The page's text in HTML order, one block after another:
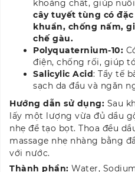
khoáng chất, giúp
cây tuyết tùng có
khuẩn, chống nấm,
chế gàu.
Polyquaternium-10:
điện, chống rối, giúp
Salicylic Acid: Tẩy tế
sạch da đầu và ngăn
Hướng dẫn sử dụng: Sau
lấy một lượng vừa đủ dầu
nhẹ để tạo bọt. Thoa đều
massage nhẹ nhàng bằng
với nước.
Thành phần: Water,